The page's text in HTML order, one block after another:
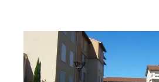
VILLEFRANCHE SUR SAONE 69
15 m
2
Ref : 27782